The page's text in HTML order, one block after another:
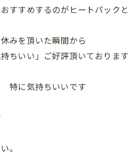
すすめするのがヒートパック
みを頂いた瞬間から
ちいい」ご好評頂いております
に気持ちいいです
。